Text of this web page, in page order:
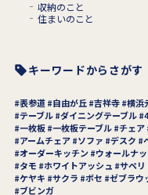
収納のこと
住まいのこと
キーワードからさがす
表参道 自由が丘 吉祥寺 横浜
テーブル ダイニングテーブル
一枚板 一枚板テーブル チェア
アームチェア
ソファ デスク
オーダーキッチン
ウォールナ
タモ
ホワイトアッシュ サペリ
ケヤキ
サクラ ボセ ゼブラウ
ブビンガ